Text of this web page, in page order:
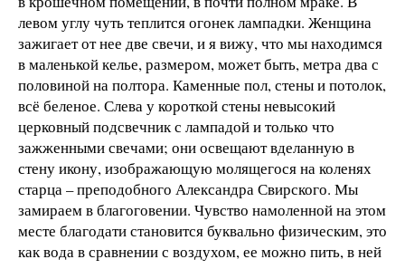
левом углу чуть теплится огонек лампадки. Женщина
зажигает от нее две свечи, и я вижу, что мы находимся
в маленькой келье, размером, может быть, метра два с
половиной на полтора. Каменные пол, стены и потолок,
всё беленое. Слева у короткой стены невысокий
церковный подсвечник с лампадой и только что
зажженными свечами; они освещают вделанную в
стену икону, изображающую молящегося на коленях
старца – преподобного Александра Свирского. Мы
замираем в благоговении. Чувство намоленной на этом
месте благодати становится буквально физическим, это
как вода в сравнении с воздухом, ее можно пить, в ней